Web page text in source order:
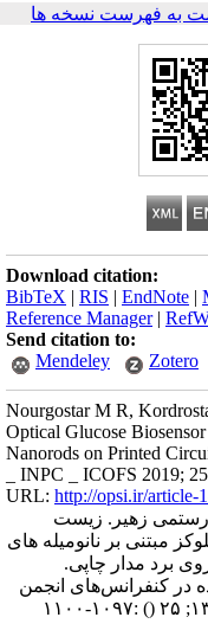
به فهرست نسخه ها
Download citation:
BibTeX | RIS | EndNote |
Reference Manager|
Send citation to:
Mendeley
Zotero
Nourgostar M R,
Optical Glucose
Nanorods on Printed
_ INPC _ ICOFS 2019;
URL: http://opsi.ir/article-
رستمی زهیر. زیست
مبتنی بر نانومیله های
برد مدار چاپی.
در کنفرانس‌های انجمن
() :۱۰۹۷-۱۱۰۰